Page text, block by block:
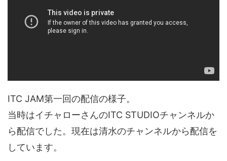
ITC JAM第一回の配信の様子。
当時はイチャローさんのITC STUDIOチャンネルか
ら配信でした。現在は清水のチャンネルから配信を
しています。